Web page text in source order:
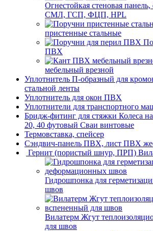
Огнестойкая стеновая
СМЛ, ГСП, ФЦП, HPL
пристенные стальные
ПВХ
мебельный врезной
Уплотнитель П-образный для
стальной ленты
Уплотнитель для окон ПВХ
Уплотнители для транспортного
Бридж-фитинг для стяжки Колеса
20, 40 футовый Сваи винтовые
Термовставка, спейсер
Сэндвич-панель ПВХ, лист ПВХ
Гернит (пористый шнур, ПРП)
Гидрошпонка для
швов
Вилатерм Жгут
для швов